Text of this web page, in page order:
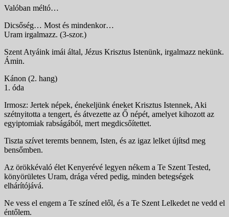
Valóban méltó…
Dicsőség… Most és mindenkor…
Uram irgalmazz. (3-szor.)
Szent Atyáink imái által, Jézus Krisztus Istenünk, irgalmazz nekünk.
Ámin.
Kánon (2. hang)
1. óda
Irmosz: Jertek népek, énekeljünk éneket Krisztus Istennek, Aki
szétnyitotta a tengert, és átvezette az Ő népét, amelyet kihozott az
egyiptomiak rabságából, mert megdicsőítettet.
Tiszta szívet teremts bennem, Isten, és az igaz lelket újítsd meg
bensőmben.
Az örökkévaló élet Kenyerévé legyen nékem a Te Szent Tested,
könyörületes Uram, drága véred pedig, minden betegségek
elhárítójává.
Ne vess el engem a Te színed elől, és a Te Szent Lelkedet ne vedd el
éntőlem.